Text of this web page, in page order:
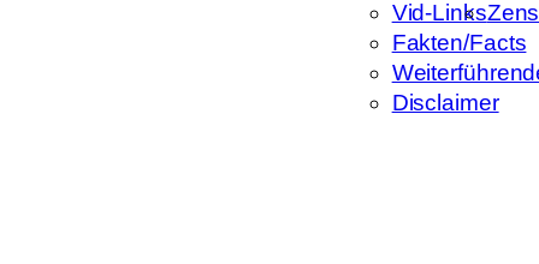
Vid-Links
Fakten/Facts
Disclaimer